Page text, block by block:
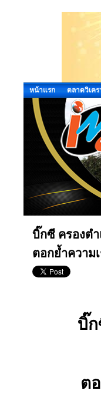
หน้าแรก ตลาดวิเคร
บิ๊กซี ครองตำ
ตอกย้ำความ
บิ๊
ต